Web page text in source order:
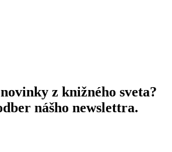
z knižného sveta?
nášho newslettra.